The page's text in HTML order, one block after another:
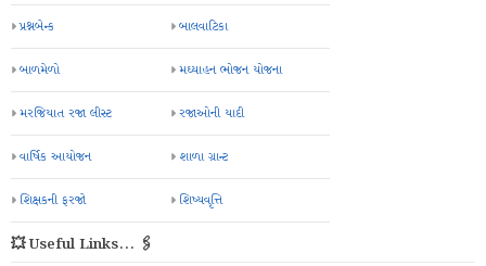
પ્રશ્નબેન્ક બાલવાટિકા
બાળમેળો મઘ્યાહન ભોજન યોજના
મરજિયાત રજા લીસ્ટ રજાઓની યાદી
વાર્ષિક આયોજન શાળા ગ્રાન્ટ
શિક્ષકની ફરજો શિષ્યવૃત્તિ
💥 Useful Links... 🖇️